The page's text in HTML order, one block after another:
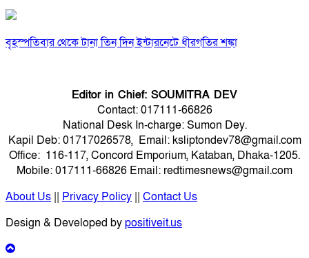
বৃহস্পতিবার থেকে টানা তিন দিন ইন্টারনেটে ধীরগতির শঙ্কা
Editor in Chief: SOUMITRA DEV
Contact: 017111-66826
National Desk In-charge: Sumon Dey.
Kapil Deb: 01717026578, Email: ksliptondev78@gmail.com
Office: 116-117, Concord Emporium, Kataban, Dhaka-1205.
Mobile: 017111-66826 Email: redtimesnews@gmail.com
About Us || Privacy Policy || Contact Us
Design & Developed bypositiveit.us